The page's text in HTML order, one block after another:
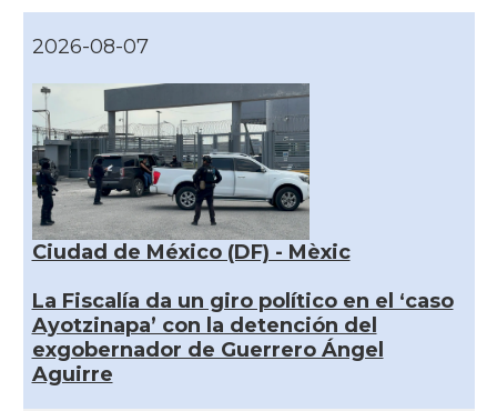
2026-08-07
Ciudad de México (DF) - Mèxic
La Fiscalía da un giro político en el ‘caso
Ayotzinapa’ con la detención del
exgobernador de Guerrero Ángel
Aguirre